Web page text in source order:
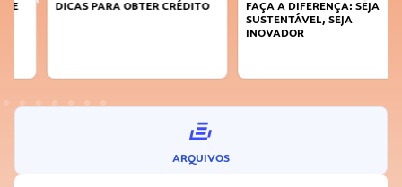
DICAS PARA OBTER CRÉDITO
FAÇA A DIFERENÇA: SEJA
SUSTENTÁVEL, SEJA
INOVADOR
ARQUIVOS